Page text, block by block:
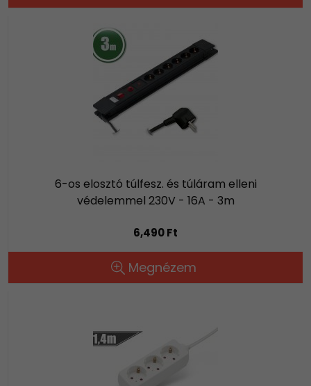
6-os elosztó túlfesz. és túláram elleni
védelemmel 230V - 16A - 3m
6,490 Ft
Megnézem